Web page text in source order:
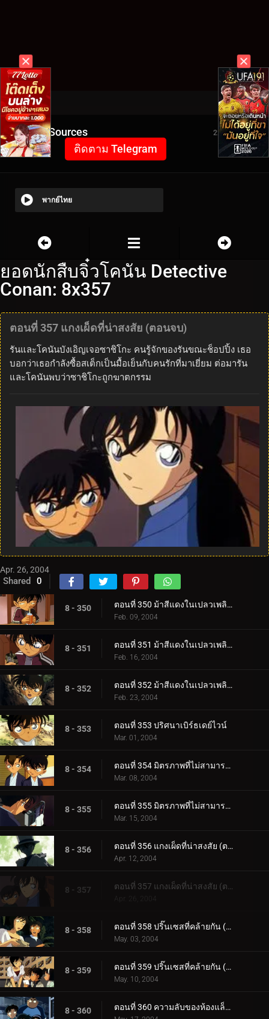
Video Sources 2225 Views
ติดตาม Telegram
พากย์ไทย
ยอดนักสืบจิ๋วโคนัน Detective
Conan: 8x357
ตอนที่ 357 แกงเผ็ดที่น่าสงสัย (ตอนจบ)
รันและโคนันบังเอิญเจอซาชิโกะ คนรู้จักของรันขณะช็อปปิ้ง เธอ
บอกว่าเธอกำลังซื้อสเต็กเป็นมื้อเย็นกับคนรักที่มาเยี่ยม ต่อมารัน
และโคนันพบว่าซาชิโกะถูกฆาตกรรม
Apr. 26, 2004
Shared 0
8 - 350 ตอนที่ 350 ม้าสีแดงในเปลวเพลิง (ภาคคดี)
Feb. 09, 2004
8 - 351 ตอนที่ 351 ม้าสีแดงในเปลวเพลิง (ภาคสืบสวน)
Feb. 16, 2004
8 - 352 ตอนที่ 352 ม้าสีแดงในเปลวเพลิง (ภาคปิดคดี)
Feb. 23, 2004
8 - 353 ตอนที่ 353 ปริศนาเบิร์ธเดย์ไวน์
Mar. 01, 2004
8 - 354 ตอนที่ 354 มิตรภาพที่ไม่สามารถซื้อได้ด้วยเงิน (ตอนแรก)
Mar. 08, 2004
8 - 355 ตอนที่ 355 มิตรภาพที่ไม่สามารถซื้อได้ด้วยเงิน (ตอนจบ)
Mar. 15, 2004
8 - 356 ตอนที่ 356 แกงเผ็ดที่น่าสงสัย (ตอนแรก)
Apr. 12, 2004
8 - 357 ตอนที่ 357 แกงเผ็ดที่น่าสงสัย (ตอนจบ)
Apr. 26, 2004
8 - 358 ตอนที่ 358 ปริ๊นเซสที่คล้ายกัน (ตอนแรก)
May. 03, 2004
8 - 359 ตอนที่ 359 ปริ๊นเซสที่คล้ายกัน (ตอนจบ)
May. 10, 2004
8 - 360 ตอนที่ 360 ความลับของห้องแล็ปฯ โทโตะ (ตอนแรก)